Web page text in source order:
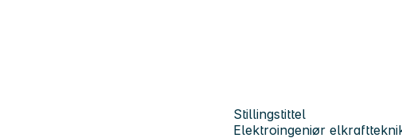
Stillingstittel
Elektroingeniør